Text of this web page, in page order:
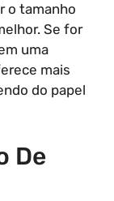
o tamanho
Se for
uma
mais
do papel
De